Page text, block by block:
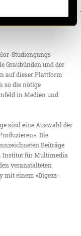
Studiengangs
Graubünden und der
auf dieser Plattform
so die nötige
in Medien und
sind eine Auswahl der
Die
Beiträge
Institut für Multimedia
veranstalteten
mit einem «Digezz-